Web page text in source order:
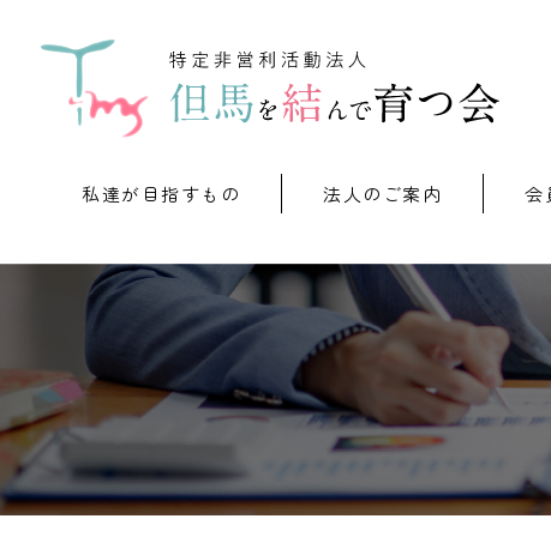
私達が目指すもの 法人のご案内 会